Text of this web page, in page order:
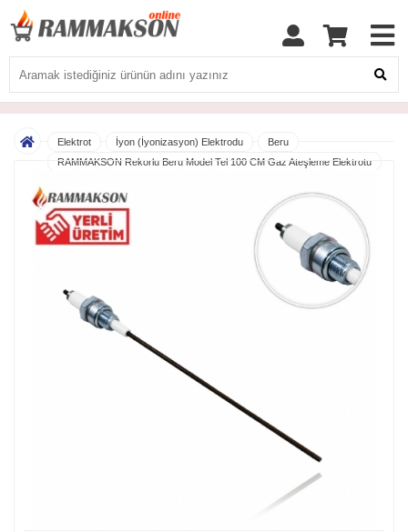
Elektrot İyon (İyonizasyon) Elektrodu
Beru
RAMMAKSON Rekorlu Beru Model Tel 100 CM Gaz Ateşleme Elektrotu